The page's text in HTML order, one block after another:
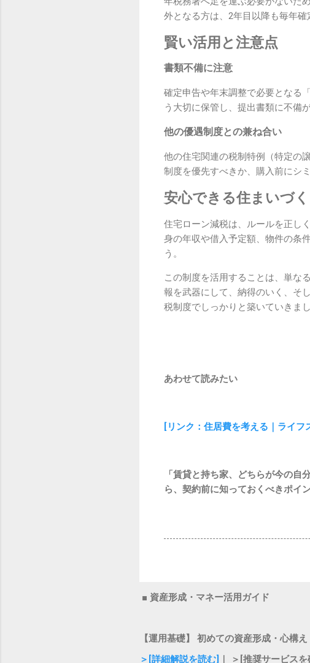
外となる方は、2年目以降も毎年確
賢い活用と注意点
書類不備に注意
確定申告や年末調整で必要となる
う大切に保管し、提出書類に不備
他の優遇制度との兼ね合い
他の住宅関連の税制特例（特定の
制度を優先すべきか、購入前にシ
安心できる住まいづ
住宅ローン減税は、ルールを正し
身の年収や借入予定額、物件の条
う。
この制度を活用することは、単な
報を武器にして、納得のいく、そ
税制度でしっかりと築いていきまし
あわせて読みたい
[リンク：住居費を考える｜ライ
「賃貸と持ち家、どちらが今の
ら、契約前に知っておくべきポイ
■ 資産形成・マネー活用ガイド
【運用基礎】 初めての資産形成・心構え
＞[詳細解説を読む]
｜ ＞[推奨サービスを